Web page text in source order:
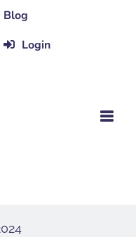
Blog
Login